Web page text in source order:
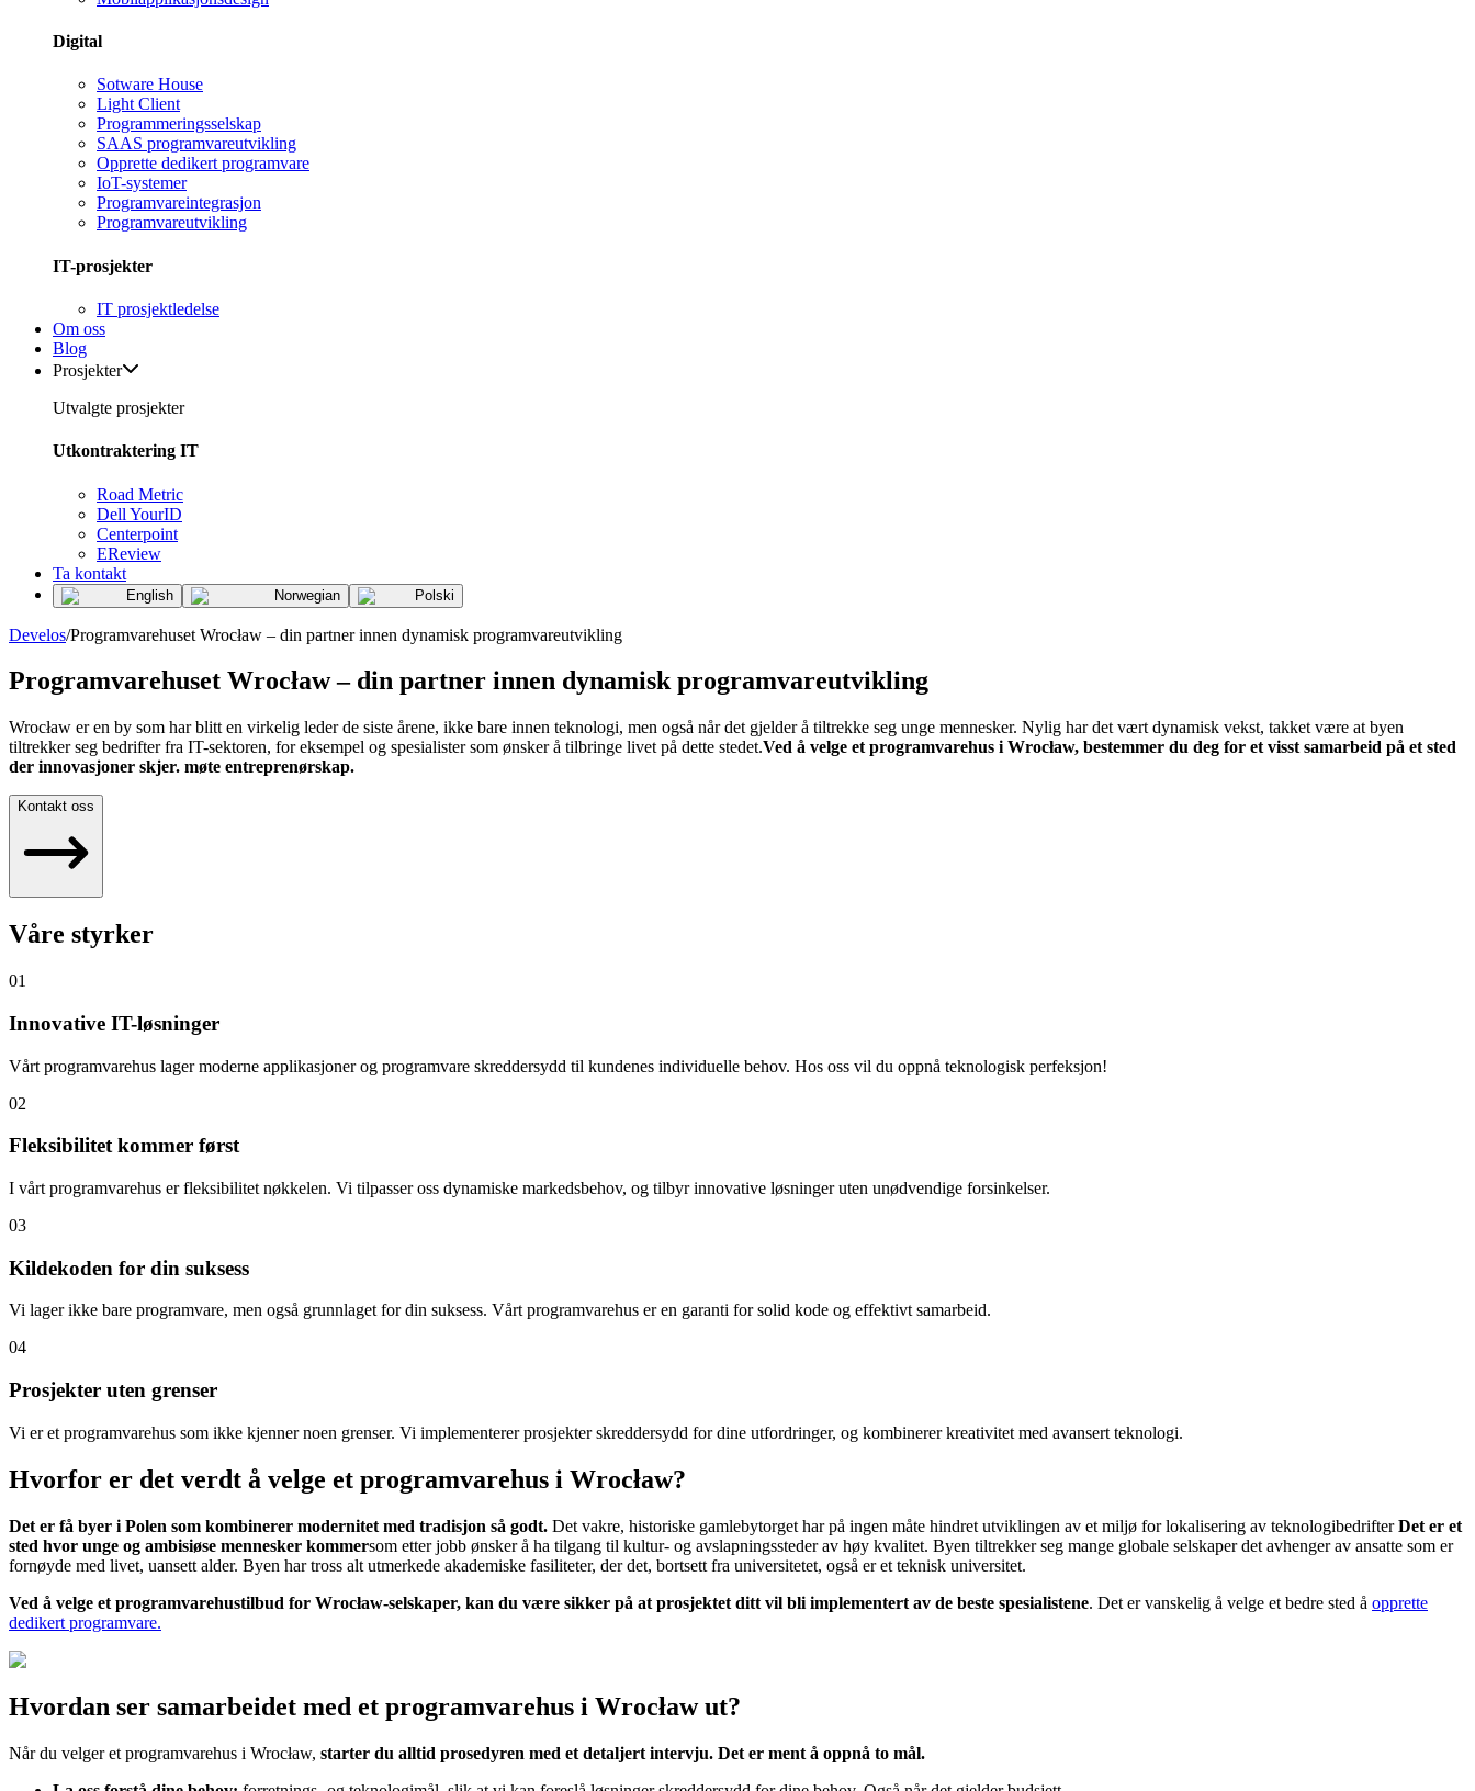
Digital
Sotware House
Light Client
Programmeringsselskap
SAAS programvareutvikling
Opprette dedikert programvare
IoT-systemer
Programvareintegrasjon
Programvareutvikling
IT-prosjekter
IT prosjektledelse
Om oss
Blog
Prosjekter
Utvalgte prosjekter
Utkontraktering IT
Road Metric
Dell YourID
Centerpoint
EReview
Ta kontakt
English Norwegian Polski
Develos/Programvarehuset Wrocław – din partner innen dynamisk programvareutvikling
Programvarehuset Wrocław – din partner innen dynamisk programvareutvikling
Wrocław er en by som har blitt en virkelig leder de siste årene, ikke bare innen teknologi, men også når det gjelder å tiltrekke seg unge mennesker. Nylig har det vært dynamisk vekst, takket være at byen
tiltrekker seg bedrifter fra IT-sektoren, for eksempel og spesialister som ønsker å tilbringe livet på dette stedet.Ved å velge et programvarehus i Wrocław, bestemmer du deg for et visst samarbeid på et sted
der innovasjoner skjer. møte entreprenørskap.
Kontakt oss
Våre styrker
01
Innovative IT-løsninger
Vårt programvarehus lager moderne applikasjoner og programvare skreddersydd til kundenes individuelle behov. Hos oss vil du oppnå teknologisk perfeksjon!
02
Fleksibilitet kommer først
I vårt programvarehus er fleksibilitet nøkkelen. Vi tilpasser oss dynamiske markedsbehov, og tilbyr innovative løsninger uten unødvendige forsinkelser.
03
Kildekoden for din suksess
Vi lager ikke bare programvare, men også grunnlaget for din suksess. Vårt programvarehus er en garanti for solid kode og effektivt samarbeid.
04
Prosjekter uten grenser
Vi er et programvarehus som ikke kjenner noen grenser. Vi implementerer prosjekter skreddersydd for dine utfordringer, og kombinerer kreativitet med avansert teknologi.
Hvorfor er det verdt å velge et programvarehus i Wrocław?
Det er få byer i Polen som kombinerer modernitet med tradisjon så godt. Det vakre, historiske gamlebytorget har på ingen måte hindret utviklingen av et miljø for lokalisering av teknologibedrifterDet er et
sted hvor unge og ambisiøse mennesker kommersom etter jobb ønsker å ha tilgang til kultur- og avslapningssteder av høy kvalitet. Byen tiltrekker seg mange globale selskaper det avhenger av ansatte som er
fornøyde med livet, uansett alder. Byen har tross alt utmerkede akademiske fasiliteter, der det, bortsett fra universitetet, også er et teknisk universitet.
Ved å velge et programvarehustilbud for Wrocław-selskaper, kan du være sikker på at prosjektet ditt vil bli implementert av de beste spesialistene. Det er vanskelig å velge et bedre sted å opprette
dedikert programvare.
Hvordan ser samarbeidet med et programvarehus i Wrocław ut?
Når du velger et programvarehus i Wrocław, starter du alltid prosedyren med et detaljert intervju. Det er ment å oppnå to mål.